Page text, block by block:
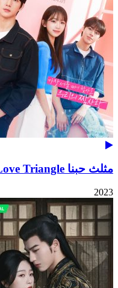
مثلث حبنا Our Love Triangle
2023